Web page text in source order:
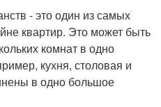
- это один из самых
квартир. Это может быть
комнат в одно
кухня, столовая и
в одно большое